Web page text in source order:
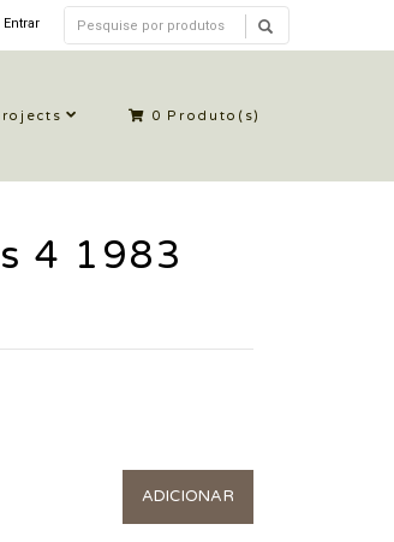
Entrar
0 Produto(s)
4 1983